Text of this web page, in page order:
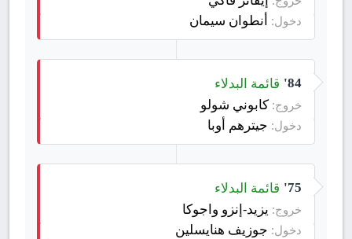
دخول: أنطوان سيمان
84' قائمة البدلاء
خروج: كابوني شولو
دخول: جيترهم أوبا
75' قائمة البدلاء
خروج: يزيد-إنزو واجوكا
دخول: جوزيف هنايسلين